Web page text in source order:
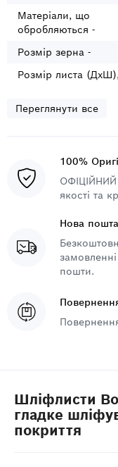
Матеріали, що
обробляються -
Розмір зерна -
Розмір листа
Переглянути все
100%
якості та
Нова
пошти.
Шліфлисти
гладке
покриття